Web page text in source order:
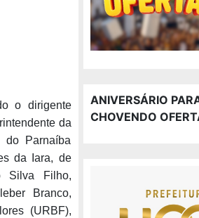
o dirigente
da
do Parnaíba
da Iara, de
Silva Filho,
Branco,
(URBF),
ANIVERSÁRIO
CHOVENDO